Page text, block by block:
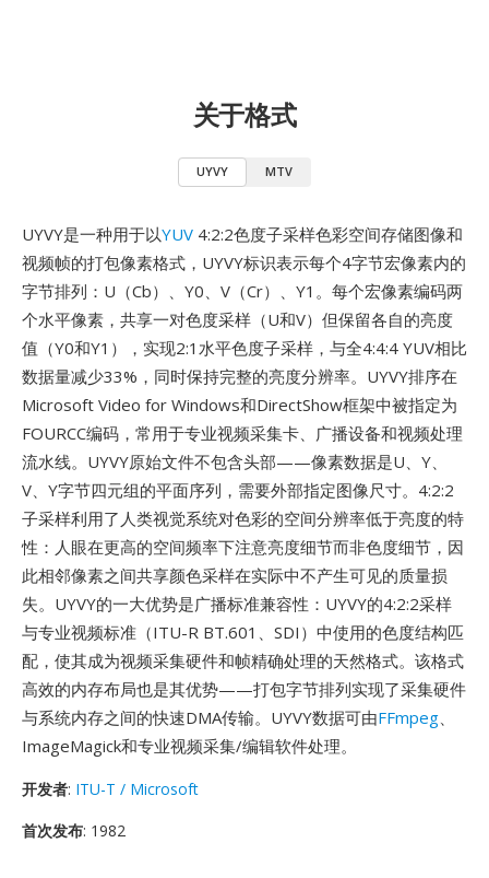
关于格式
UYVY MTV
UYVY是一种用于以YUV 4:2:2色度子采样色彩空间存储图像和
视频帧的打包像素格式，UYVY标识表示每个4字节宏像素内的
字节排列：U（Cb）、Y0、V（Cr）、Y1。每个宏像素编码两
个水平像素，共享一对色度采样（U和V）但保留各自的亮度
值（Y0和Y1），实现2:1水平色度子采样，与全4:4:4 YUV相比
数据量减少33%，同时保持完整的亮度分辨率。UYVY排序在
Microsoft Video for Windows和DirectShow框架中被指定为
FOURCC编码，常用于专业视频采集卡、广播设备和视频处理
流水线。UYVY原始文件不包含头部——像素数据是U、Y、
V、Y字节四元组的平面序列，需要外部指定图像尺寸。4:2:2
子采样利用了人类视觉系统对色彩的空间分辨率低于亮度的特
性：人眼在更高的空间频率下注意亮度细节而非色度细节，因
此相邻像素之间共享颜色采样在实际中不产生可见的质量损
失。UYVY的一大优势是广播标准兼容性：UYVY的4:2:2采样
与专业视频标准（ITU-R BT.601、SDI）中使用的色度结构匹
配，使其成为视频采集硬件和帧精确处理的天然格式。该格式
高效的内存布局也是其优势——打包字节排列实现了采集硬件
与系统内存之间的快速DMA传输。UYVY数据可由FFmpeg、
ImageMagick和专业视频采集/编辑软件处理。
开发者: ITU-T / Microsoft
首次发布: 1982